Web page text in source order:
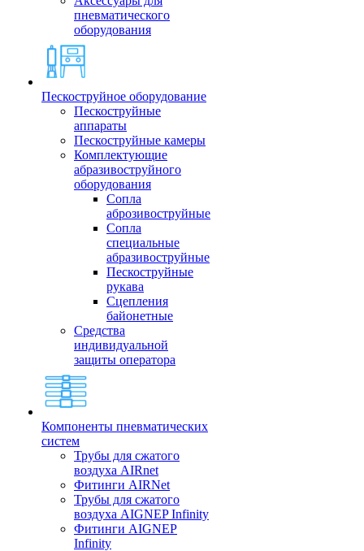
пневматического
оборудования
Пескоструйное оборудование
Пескоструйные
аппараты
Пескоструйные камеры
Комплектующие
абразивоструйного
оборудования
Сопла
аброзивоструйные
Сопла
специальные
абразивоструйные
Пескоструйные
рукава
Сцепления
байонетные
Средства
индивидуальной
защиты оператора
Компоненты пневматических
систем
Трубы для сжатого
воздуха AIRnet
Фитинги AIRNet
Трубы для сжатого
воздуха AIGNEP Infinity
Фитинги AIGNEP
Infinity